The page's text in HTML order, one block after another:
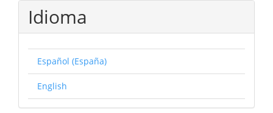
Idioma
Español (España)
English